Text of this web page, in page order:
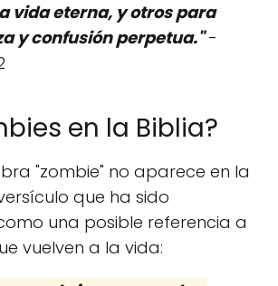
vida eterna, y otros para
y confusión perpetua."-
en la Biblia?
"zombie" no aparece en la
que ha sido
una posible referencia a
vuelven a la vida: